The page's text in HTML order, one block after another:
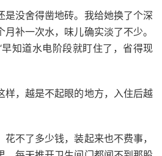
是没舍得凿地砖。我给她换了个深
补一次水，味儿确实淡了不少。
知道水电阶段就盯住了，省得现
样，越是不起眼的地方，入住后越
不了多少钱，装起来也不费事，